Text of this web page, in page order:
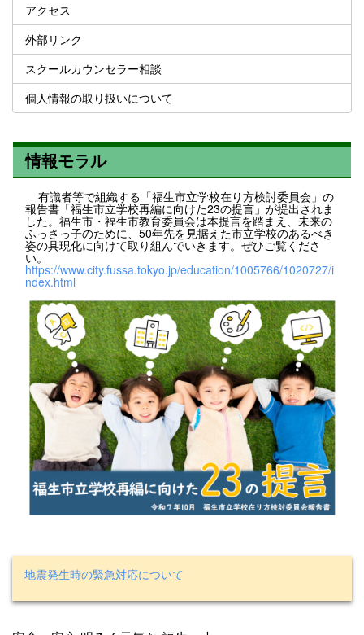
アクセス
外部リンク
スクールカウンセラー相談
個人情報の取り扱いについて
情報モラル
有識者等で組織する「福生市立学校在り方検討委員会」の
報告書「福生市立学校再編に向けた23の提言」が提出されま
した。福生市・福生市教育委員会は本提言を踏まえ、未来の
ふっさっ子のために、50年先を見据えた市立学校のあるべき
姿の具現化に向けて取り組んでいきます。ぜひご覧くださ
い。
https://www.city.fussa.tokyo.jp/education/1005766/1020727/i
ndex.html
地震発生時の緊急対応について